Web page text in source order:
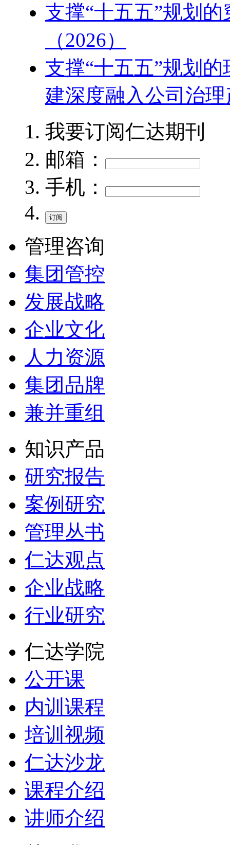
支撑“十五五”规划
（2026）
支撑“十五五”规划
建深度融入公司治
我要订阅仁达期刊
邮箱：
手机：
管理咨询
集团管控
发展战略
企业文化
人力资源
集团品牌
兼并重组
知识产品
研究报告
案例研究
管理丛书
仁达观点
企业战略
行业研究
仁达学院
公开课
内训课程
培训视频
仁达沙龙
课程介绍
讲师介绍